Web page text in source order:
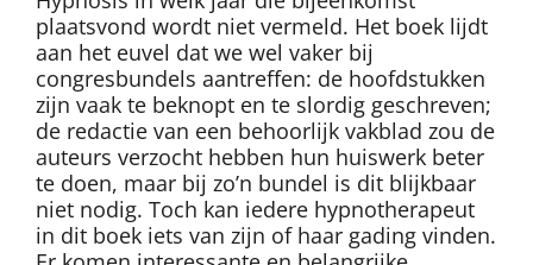
plaatsvond wordt niet vermeld. Het boek lijdt
aan het euvel dat we wel vaker bij
congresbundels aantreffen: de hoofdstukken
zijn vaak te beknopt en te slordig geschreven;
de redactie van een behoorlijk vakblad zou de
auteurs verzocht hebben hun huiswerk beter
te doen, maar bij zo’n bundel is dit blijkbaar
niet nodig. Toch kan iedere hypnotherapeut
in dit boek iets van zijn of haar gading vinden.